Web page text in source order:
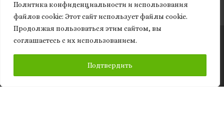
Политика конфиденциальности и использования
файлов сookie: Этот сайт использует файлы cookie.
Продолжая пользоваться этим сайтом, вы
соглашаетесь с их использованием.
Подтвердить
© 2026Granite of science– Все права защищены